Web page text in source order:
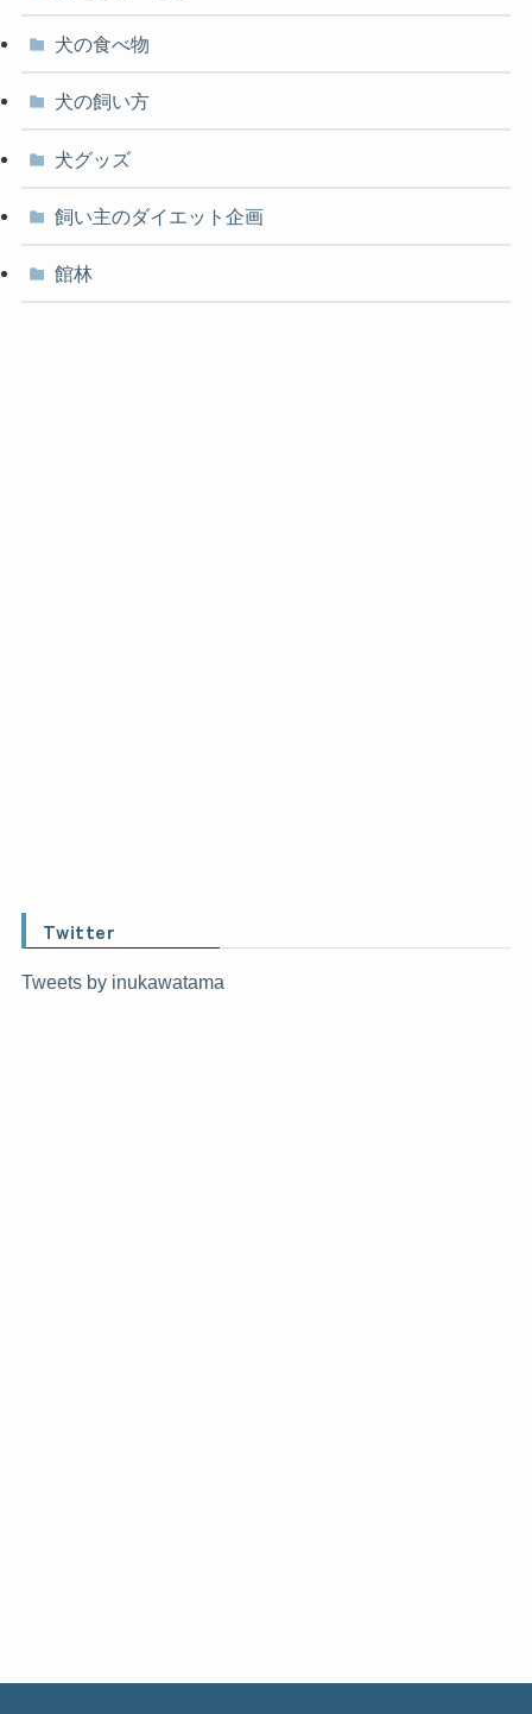
犬の食べ物
犬の飼い方
犬グッズ
飼い主のダイエット企画
館林
Twitter
Tweets by inukawatama